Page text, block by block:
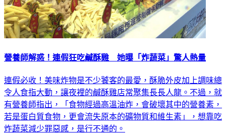
營養師解惑！連假狂吃鹹酥雞 她曝「炸蔬菜」驚人熱量
連假必收！美味炸物是不少饕客的最愛，酥脆外皮加上調味總
令人食指大動，讓夜裡的鹹酥雞店常聚集長長人龍。不過，就
有營養師指出，「食物經過高溫油炸，會破壞其中的營養素，
若是蛋白質食物，更會流失原本的礦物質和維生素」，想靠吃
炸蔬菜減少罪惡感，是行不通的。